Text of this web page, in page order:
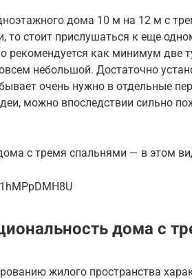
дома 10 м на 12 м с
стоит прислушаться к еще
рекомендуется как минимум две
небольшой. Достаточно
очень нужно в отдельные
можно впоследствии сильно
с тремя спальнями — в этом
дома с
жилого пространства